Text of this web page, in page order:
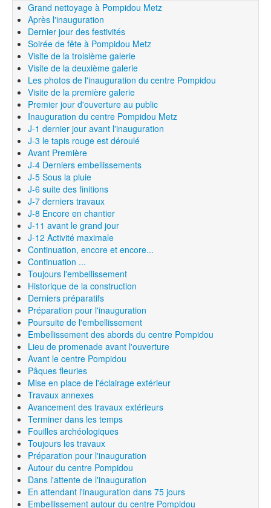
Grand nettoyage à Pompidou Metz
Après l'inauguration
Dernier jour des festivités
Soirée de fête à Pompidou Metz
Visite de la troisième galerie
Visite de la deuxième galerie
Les photos de l'inauguration du centre Pompidou
Visite de la première galerie
Premier jour d'ouverture au public
Inauguration du centre Pompidou Metz
J-1 dernier jour avant l'inauguration
J-3 le tapis rouge est déroulé
Avant Première
J-4 Derniers embellissements
J-5 Sous la pluie
J-6 suite des finitions
J-7 derniers travaux
J-8 Encore en chantier
J-11 avant le grand jour
J-12 Activité maximale
Continuation, encore et encore...
Continuation ...
Toujours l'embellissement
Historique de la construction
Derniers préparatifs
Préparation pour l'inauguration
Poursuite de l'embellissement
Embellissement des abords du centre Pompidou
Lieu de promenade avant l'ouverture
Avant le centre Pompidou
Pâques fleuries
Mise en place de l'éclairage extérieur
Travaux annexes
Avancement des travaux extérieurs
Terminer dans les temps
Fouilles archéologiques
Toujours les travaux
Préparation pour l'inauguration
Autour du centre Pompidou
Dans l'attente de l'inauguration
En attendant l'inauguration dans 75 jours
Embellissement autour du centre Pompidou